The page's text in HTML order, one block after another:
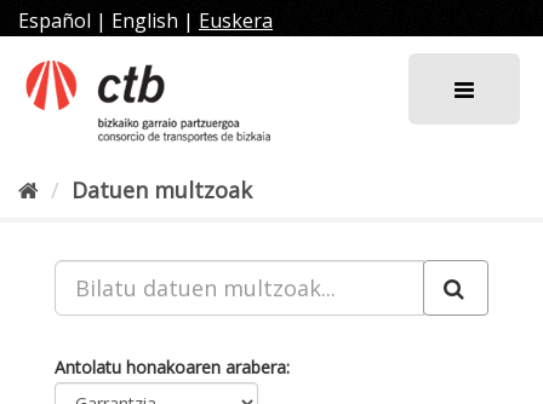
Joan
edukira
Español | English | Euskera
Datuen multzoak
Antolatu honakoaren arabera